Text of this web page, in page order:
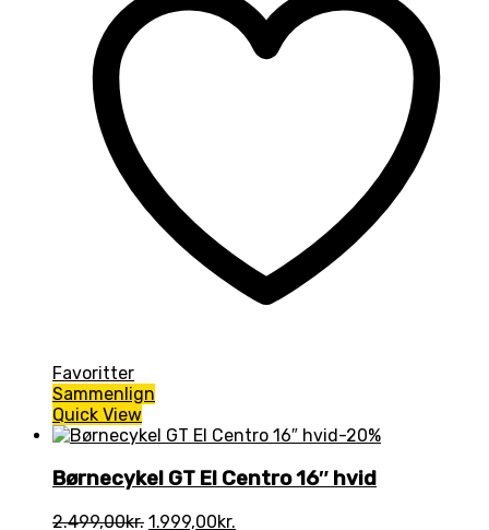
Favoritter
Sammenlign
Quick View
-20%
Børnecykel GT El Centro 16″ hvid
2.499,00kr. Den
1.999,00kr.